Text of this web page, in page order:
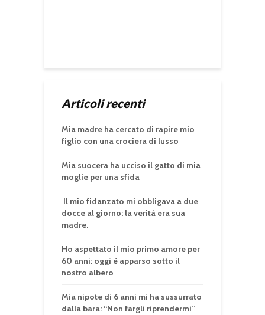
Articoli recenti
Mia madre ha cercato di rapire mio
figlio con una crociera di lusso
Mia suocera ha ucciso il gatto di mia
moglie per una sfida
Il mio fidanzato mi obbligava a due
docce al giorno: la verità era sua
madre.
Ho aspettato il mio primo amore per
60 anni: oggi è apparso sotto il
nostro albero
Mia nipote di 6 anni mi ha sussurrato
dalla bara: “Non fargli riprendermi”